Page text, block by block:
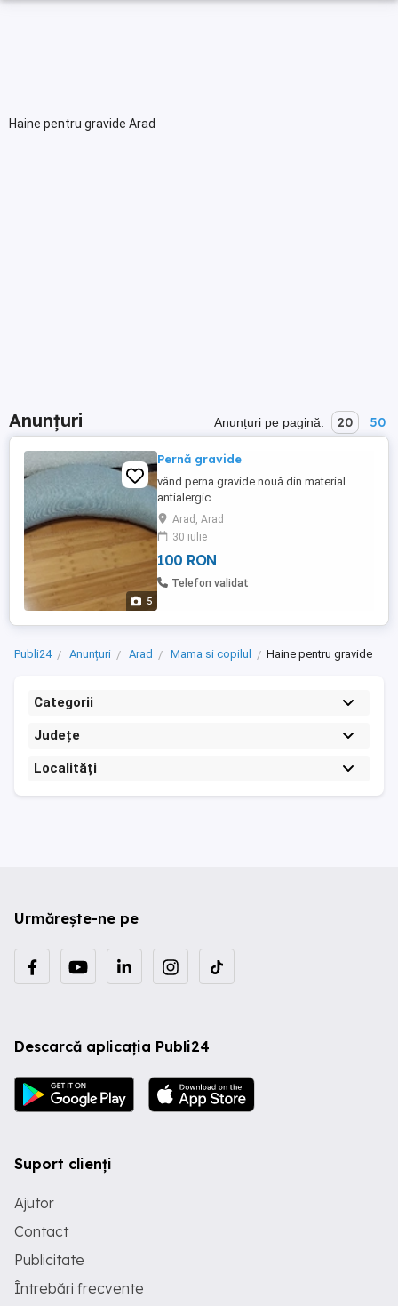
Haine pentru gravide Arad
Anunțuri Anunțuri pe pagină: 20 50
5
Pernă gravide
vând perna gravide nouă din material
antialergic
Arad, Arad
30 iulie
100 RON
Telefon validat
Publi24 Anunțuri Arad Mama si copilul Haine pentru gravide
Categorii
Județe
Localități
Urmărește-ne pe
Descarcă aplicația Publi24
Suport clienți
Ajutor
Contact
Publicitate
Întrebări frecvente